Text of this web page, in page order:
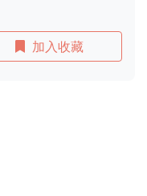
加入收藏